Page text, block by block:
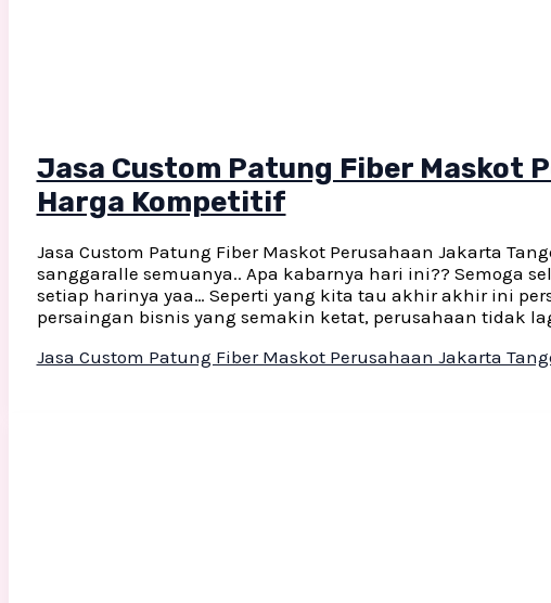
Jasa Custom Patung Fiber Maskot
Harga Kompetitif
Jasa Custom Patung Fiber Maskot Perusahaan Jakarta
sanggaralle semuanya.. Apa kabarnya hari ini?? Semoga
setiap harinya yaa… Seperti yang kita tau akhir akhir ini
persaingan bisnis yang semakin ketat, perusahaan tidak
Jasa Custom Patung Fiber Maskot Perusahaan Jakarta